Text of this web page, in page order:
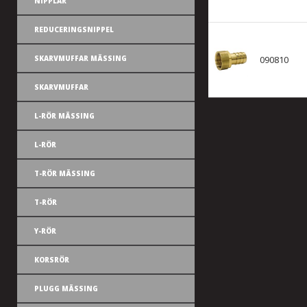
REDUCERINGSNIPPEL
SKARVMUFFAR MÄSSING
SKARVMUFFAR
L-RÖR MÄSSING
L-RÖR
T-RÖR MÄSSING
T-RÖR
Y-RÖR
KORSRÖR
PLUGG MÄSSING
090810